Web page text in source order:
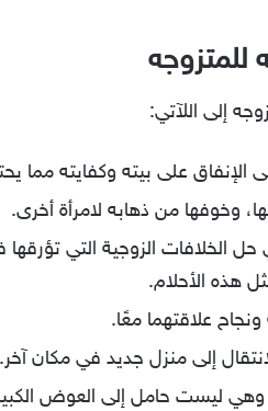
للمتزوجه
إلى اللآتي:
على بيته وكفايته مما
وخوفها من ذهابه لامرأة أخرى.
الخلافات الزوجية التي
هذه الأحلام.
علاقتهما معًا.
إلى منزل جديد في مكان آخر.
وهي ليست حامل إلى العوض